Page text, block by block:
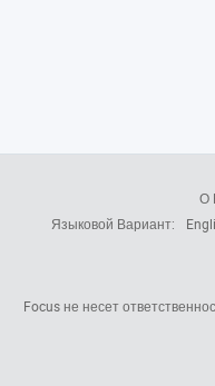
О
Языковой Вариант:
Focus не несет